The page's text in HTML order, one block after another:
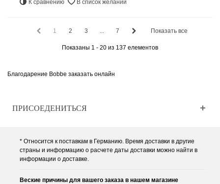
К сравнению В список желаний
1 2 3 7 Показать все
Показаны 1 - 20 из 137 елементов
Благодарение Bobbe заказать онлайн
ПРИСОЕДЕНИТЬСЯ
* Относится к поставкам в Германию. Время доставки в другие
страны и информацию о расчете даты доставки можно найти в
информации о доставке.
Веские причины для вашего заказа в нашем магазине